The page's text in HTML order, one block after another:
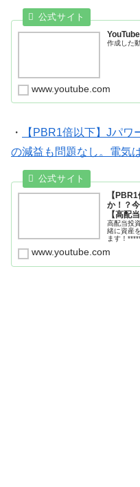
YouTube
作成した
www.youtube.com
・
【PBR1倍以下】Jパ
の減益も問題なし。電気
【
か！？
【高配当
高配当投
緒に資産
ます！
商事、三
www.youtube.com